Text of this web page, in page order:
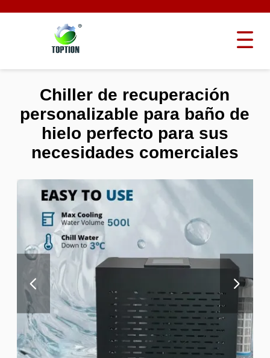
Chiller de recuperación
personalizable para baño de
hielo perfecto para sus
necesidades comerciales